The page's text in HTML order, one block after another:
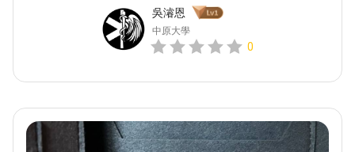
吳濬恩
中原大學
0